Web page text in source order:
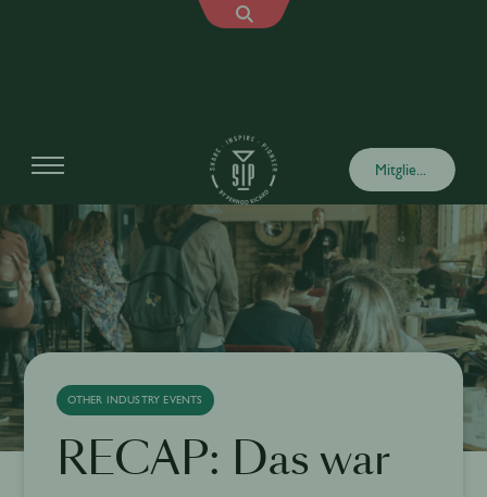
Mitglied werden
OTHER INDUSTRY EVENTS
RECAP: Das war